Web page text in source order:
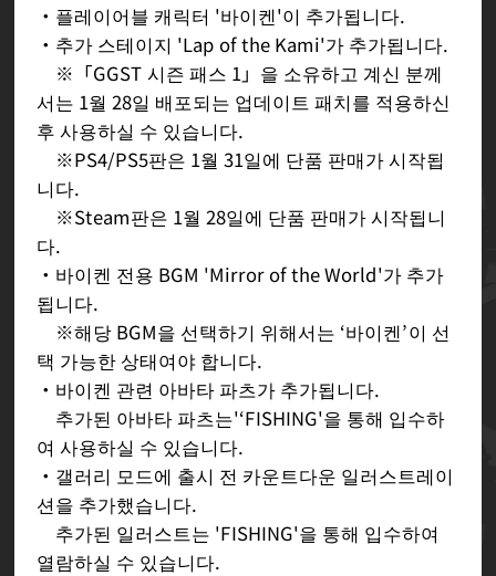
・플레이어블 캐릭터 '바이켄'이 추가됩니다.
・추가 스테이지 'Lap of the Kami'가 추가됩니다.
※「GGST 시즌 패스 1」을 소유하고 계신 분께
서는 1월 28일 배포되는 업데이트 패치를 적용하신
후 사용하실 수 있습니다.
※PS4/PS5판은 1월 31일에 단품 판매가 시작됩
니다.
※Steam판은 1월 28일에 단품 판매가 시작됩니
다.
・바이켄 전용 BGM 'Mirror of the World'가 추가
됩니다.
※해당 BGM을 선택하기 위해서는 ‘바이켄’이 선
택 가능한 상태여야 합니다.
・바이켄 관련 아바타 파츠가 추가됩니다.
추가된 아바타 파츠는'‘FISHING'을 통해 입수하
여 사용하실 수 있습니다.
・갤러리 모드에 출시 전 카운트다운 일러스트레이
션을 추가했습니다.
추가된 일러스트는 'FISHING'을 통해 입수하여
열람하실 수 있습니다.